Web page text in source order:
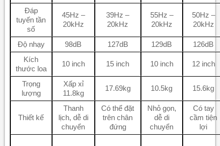
Đáp
tuyến tần
số
45Hz –
20kHz
39Hz –
20kHz
55Hz –
20kHz
50Hz –
20kHz
Độ nhạy 98dB 127dB 129dB
126dB
Kích
thước loa
10 inch 15 inch 10 inch 12 inch
Trọng
lượng
Xấp xỉ
11.8kg
17.69kg 10.5kg 15.6kg
Thiết kế
Thanh
lịch, dễ di
chuyển
Có thể đặt
trên chân
đứng
Nhỏ gọn,
dễ di
chuyển
Có tay
cầm tiện
lợi